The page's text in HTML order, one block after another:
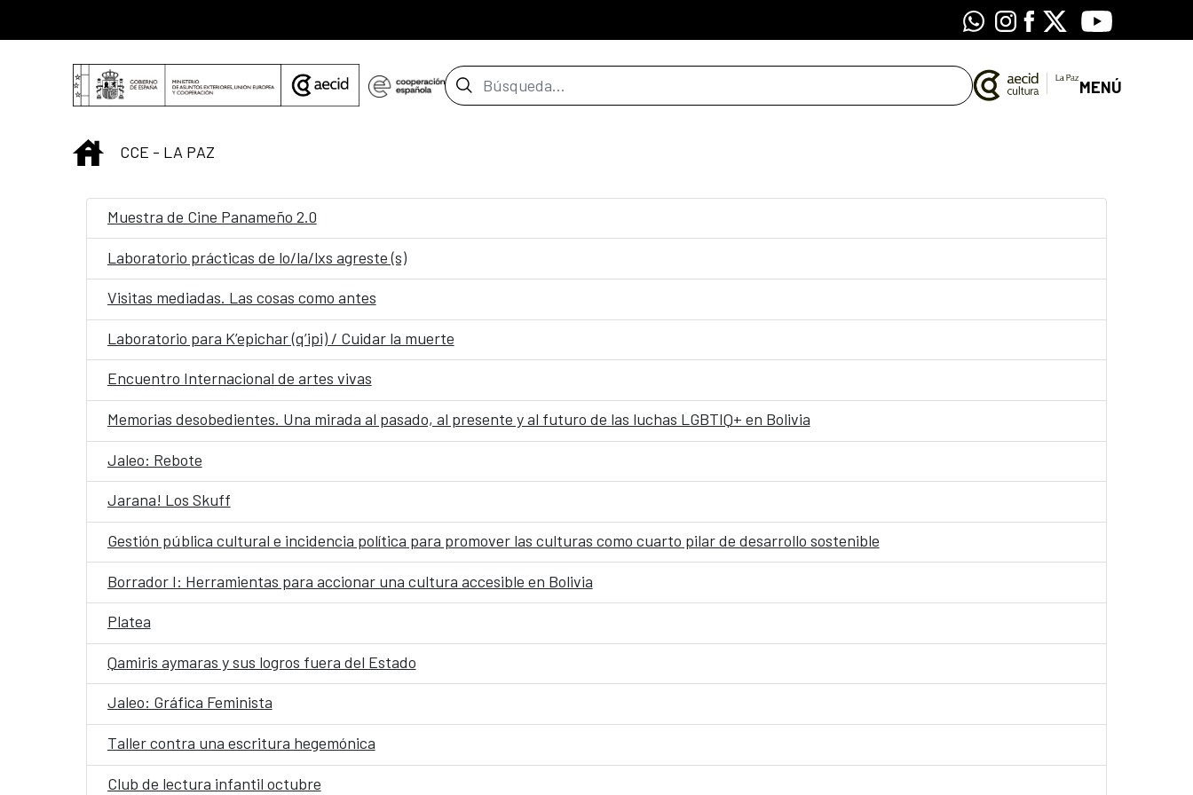
WhatsappInstagram
Facebook
X Youtube
Barra de búsqueda MENÚ
INICIO
CCE - LA PAZ
Muestra de Cine Panameño 2.0
Laboratorio prácticas de lo/la/lxs agreste (s)
Visitas mediadas. Las cosas como antes
Laboratorio para K’epichar (q’ipi) / Cuidar la muerte
Encuentro Internacional de artes vivas
Memorias desobedientes. Una mirada al pasado, al presente y al futuro de las luchas LGBTIQ+ en Bolivia
Jaleo: Rebote
Jarana! Los Skuff
Gestión pública cultural e incidencia política para promover las culturas como cuarto pilar de desarrollo sostenible
Borrador I: Herramientas para accionar una cultura accesible en Bolivia
Platea
Qamiris aymaras y sus logros fuera del Estado
Jaleo: Gráfica Feminista
Taller contra una escritura hegemónica
Club de lectura infantil octubre